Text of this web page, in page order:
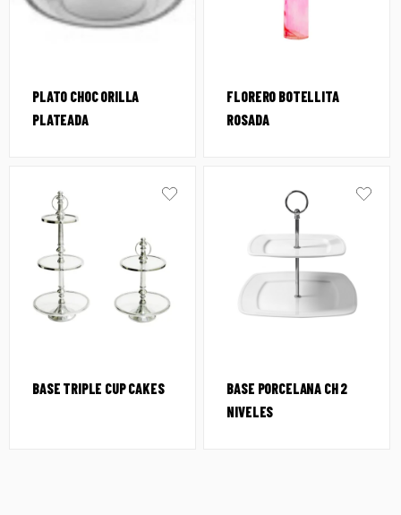
PLATO CHOC ORILLA
PLATEADA
FLORERO BOTELLITA
ROSADA
BASE TRIPLE CUP CAKES
BASE PORCELANA CH 2
NIVELES